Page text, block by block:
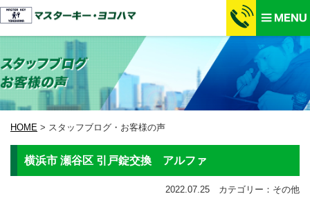
HOME > スタッフブログ・お客様の声
横浜市 瀬谷区 引戸錠交換 アルファ
2022.07.25 カテゴリー：その他